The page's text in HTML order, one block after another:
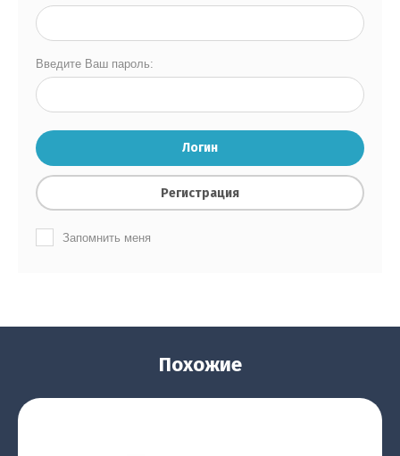
Введите Ваш пароль:
Логин
Регистрация
Запомнить меня
Похожие